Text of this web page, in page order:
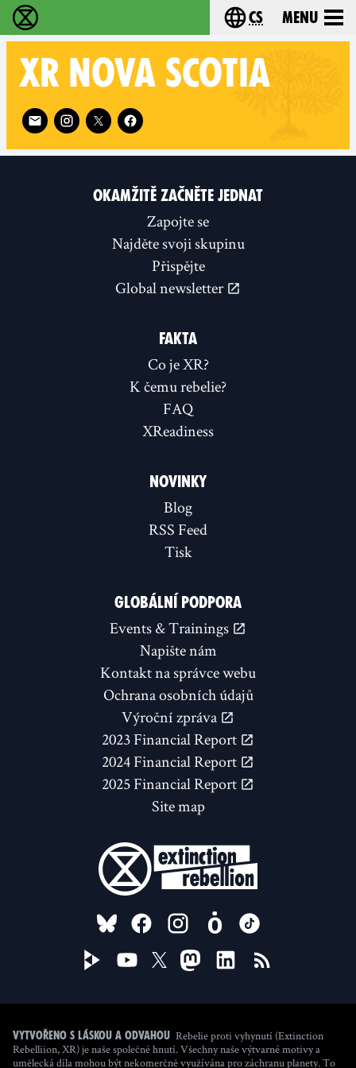
Rebelie proti vyhynutí - Home Choose your
cs Menu
XR NOVA SCOTIA
Follow XR Nova Scotia on
OKAMŽITĚ ZAČNĚTE JEDNAT
Zapojte se
Najděte svoji skupinu
Přispějte
Global newsletter
FAKTA
Co je XR?
K čemu rebelie?
FAQ
XReadiness
NOVINKY
Blog
RSS Feed
Tisk
GLOBÁLNÍ PODPORA
Events & Trainings
Napište nám
Kontakt na správce webu
Ochrana osobních údajů
Výroční zpráva
2023 Financial Report
2024 Financial Report
2025 Financial Report
Site map
FOLLOW US ON
Vytvořeno s láskou a odvahou Rebelie proti vyhynutí (Extinction
Rebelliion, XR) je naše společné hnutí. Všechny naše výtvarné motivy a
umělecká díla mohou být nekomerčně využívána pro záchranu planety. To